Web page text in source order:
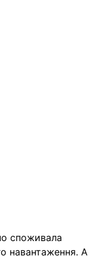
споживала
навантаження. А